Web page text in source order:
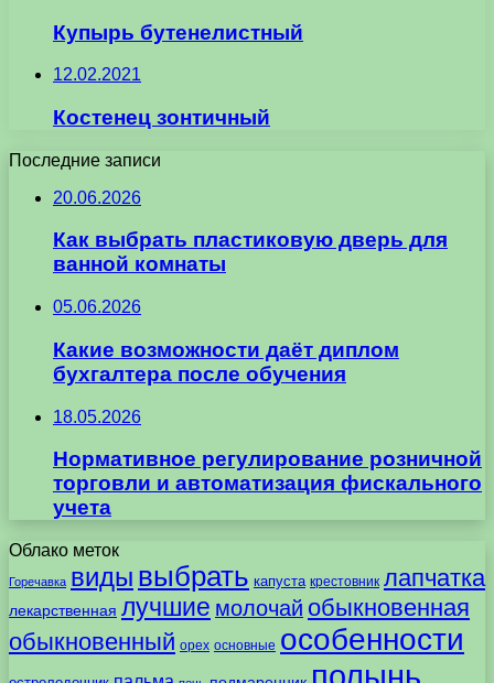
Купырь бутенелистный
12.02.2021
Костенец зонтичный
Последние записи
20.06.2026
Как выбрать пластиковую дверь для
ванной комнаты
05.06.2026
Какие возможности даёт диплом
бухгалтера после обучения
18.05.2026
Нормативное регулирование розничной
торговли и автоматизация фискального
учета
Облако меток
Горечавка виды выбрать капуста крестовник лапчатка
лекарственная лучшие молочай обыкновенная
обыкновенный орех основные особенности